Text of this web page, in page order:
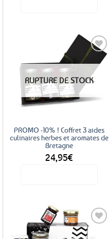
Ajouter
aux
RUPTURE DE STOCK
PROMO -10% ! Coffret 3 aides
culinaires herbes et aromates de
Bretagne
24,95€